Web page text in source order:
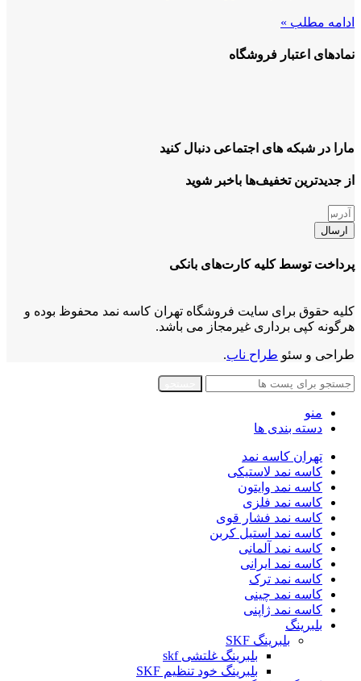
ادامه مطلب »
نمادهای اعتبار فروشگاه
مارا در شبکه های اجتماعی دنبال کنید
از جدیدترین تخفیف‌ها باخبر شوید
ارسال
پرداخت توسط کلیه کارت‌های بانکی
کلیه حقوق برای سایت فروشگاه تهران کاسه نمد محفوظ بوده و
هرگونه کپی برداری غیرمجاز می باشد.
طراحی و سئو طراح ناب.
منو
دسته بندی ها
تهران کاسه نمد
کاسه نمد لاستیکی
کاسه نمد وایتون
کاسه نمد فلزی
کاسه نمد فشار قوی
کاسه نمد استیل کربن
کاسه نمد آلمانی
کاسه نمد ایرانی
کاسه نمد ترک
کاسه نمد چینی
کاسه نمد ژاپنی
بلبرینگ
بلبرینگ SKF
بلبرینگ غلتشی skf
بلبرینگ خود تنظیم SKF